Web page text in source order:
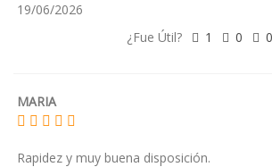
19/06/2026
¿Fue Útil?
1 0 0
MARIA
Rapidez y muy buena disposición.